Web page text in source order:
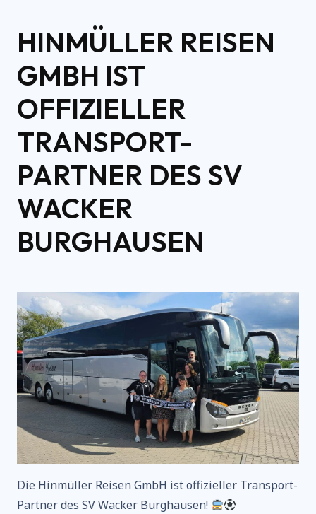
HINMÜLLER REISEN
GMBH IST
OFFIZIELLER
TRANSPORT-
PARTNER DES SV
WACKER
BURGHAUSEN
Die Hinmüller Reisen GmbH ist offizieller Transport-
Partner des SV Wacker Burghausen!